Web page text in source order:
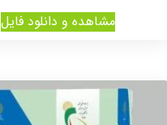
مشاهده و دانلود فایل